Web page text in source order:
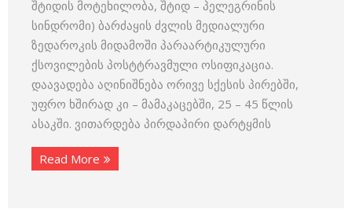
შტიდის მოტეხილობა, შტიდ – პელეგრინის
სინდრომი) ბარძაყის ძვლის მედიალური
ზედაროკის მიდამოში პარაარტიკულური
ქსოვილების პოსტტრავმული ოსიფიკაცია.
დაავადება აღინიშნება ორივე სქესის პირებში,
უფრო ხშირად კი – მამაკაცებში, 25 – 45 წლის
ასაკში. ვითარდება პირდაპირი დარტყმის
Read More